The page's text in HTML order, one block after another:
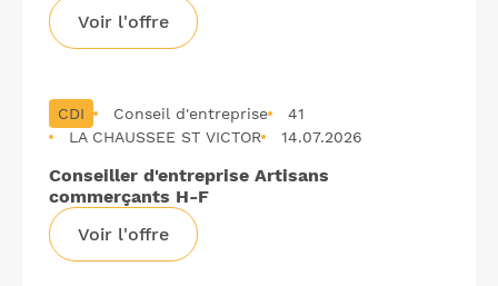
Voir l'offre
CDI Conseil d'entreprise
41
LA CHAUSSEE ST VICTOR
14.07.2026
Conseiller d'entreprise Artisans
commerçants H-F
Voir l'offre